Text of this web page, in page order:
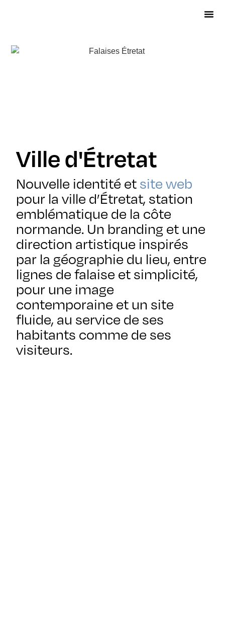
Ville d'Étretat
Nouvelle identité etsite web
pour la ville d’Étretat, station
emblématique de la côte
normande. Un branding et une
direction artistique inspirés
par la géographie du lieu, entre
lignes de falaise et simplicité,
pour une image
contemporaine et un site
fluide, au service de ses
habitants comme de ses
visiteurs.